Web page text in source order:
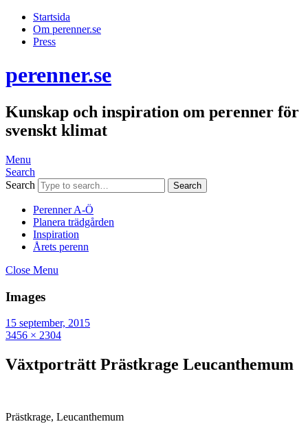
Startsida
Om perenner.se
Press
perenner.se
Kunskap och inspiration om perenner för
svenskt klimat
Menu
Search
Search
Perenner A-Ö
Planera trädgården
Inspiration
Årets perenn
Close Menu
Images
15 september, 2015
3456 × 2304
Växtporträtt Prästkrage Leucanthemum
Prästkrage, Leucanthemum